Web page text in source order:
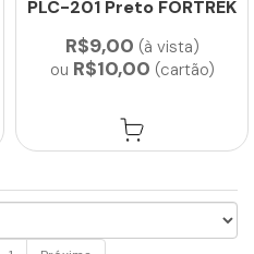
PLC-201 Preto FORTREK
R$9,00 (à vista)
ou R$10,00 (cartão)